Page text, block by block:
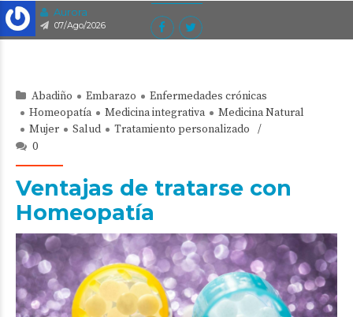
Aurora
07/Ago/2026
Abadiño Embarazo
Enfermedades crónicas
Homeopatía
Medicina integrativa
Medicina Natural
Mujer
Salud
Tratamiento personalizado
0
Ventajas de tratarse con
Homeopatía